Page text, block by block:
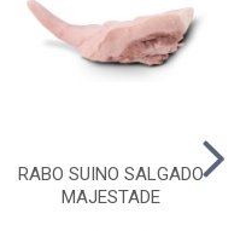
RABO SUINO SALGADO
MAJESTADE